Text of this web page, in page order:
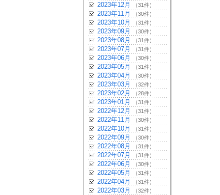
2023年12月 （31件）
2023年11月 （30件）
2023年10月 （31件）
2023年09月 （30件）
2023年08月 （31件）
2023年07月 （31件）
2023年06月 （30件）
2023年05月 （31件）
2023年04月 （30件）
2023年03月 （32件）
2023年02月 （28件）
2023年01月 （31件）
2022年12月 （31件）
2022年11月 （30件）
2022年10月 （31件）
2022年09月 （30件）
2022年08月 （31件）
2022年07月 （31件）
2022年06月 （30件）
2022年05月 （31件）
2022年04月 （31件）
2022年03月 （32件）